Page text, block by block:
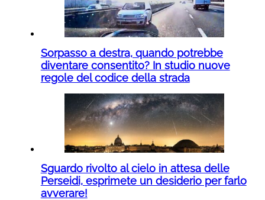
Sorpasso a destra, quando potrebbe
diventare consentito? In studio nuove
regole del codice della strada
Sguardo rivolto al cielo in attesa delle
Perseidi, esprimete un desiderio per farlo
avverare!